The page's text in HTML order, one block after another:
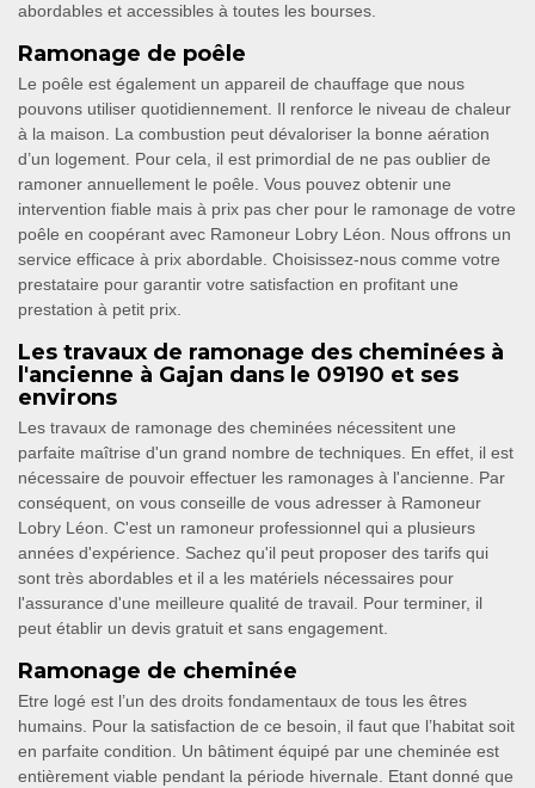
abordables et accessibles à toutes les bourses.
Ramonage de poêle
Le poêle est également un appareil de chauffage que nous
pouvons utiliser quotidiennement. Il renforce le niveau de chaleur
à la maison. La combustion peut dévaloriser la bonne aération
d’un logement. Pour cela, il est primordial de ne pas oublier de
ramoner annuellement le poêle. Vous pouvez obtenir une
intervention fiable mais à prix pas cher pour le ramonage de votre
poêle en coopérant avec Ramoneur Lobry Léon. Nous offrons un
service efficace à prix abordable. Choisissez-nous comme votre
prestataire pour garantir votre satisfaction en profitant une
prestation à petit prix.
Les travaux de ramonage des cheminées à
l'ancienne à Gajan dans le 09190 et ses
environs
Les travaux de ramonage des cheminées nécessitent une
parfaite maîtrise d'un grand nombre de techniques. En effet, il est
nécessaire de pouvoir effectuer les ramonages à l'ancienne. Par
conséquent, on vous conseille de vous adresser à Ramoneur
Lobry Léon. C'est un ramoneur professionnel qui a plusieurs
années d'expérience. Sachez qu'il peut proposer des tarifs qui
sont très abordables et il a les matériels nécessaires pour
l'assurance d'une meilleure qualité de travail. Pour terminer, il
peut établir un devis gratuit et sans engagement.
Ramonage de cheminée
Etre logé est l’un des droits fondamentaux de tous les êtres
humains. Pour la satisfaction de ce besoin, il faut que l’habitat soit
en parfaite condition. Un bâtiment équipé par une cheminée est
entièrement viable pendant la période hivernale. Etant donné que